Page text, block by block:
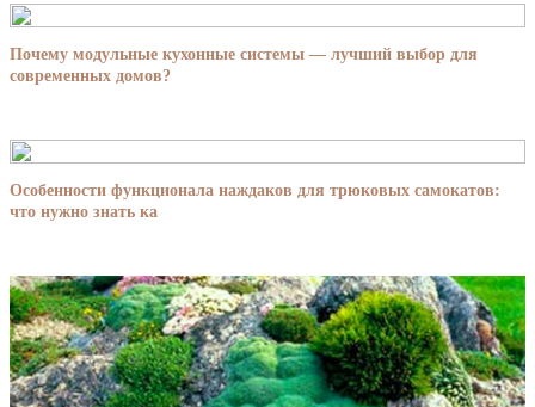
Почему модульные кухонные системы — лучший выбор для
современных домов?
Особенности функционала наждаков для трюковых самокатов:
что нужно знать ка